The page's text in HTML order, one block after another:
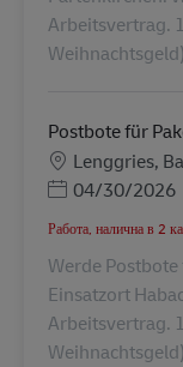
Arbeitsvertrag.
Postbote für
Lenggries,
Posted Date
04/30/2026
Работа, налична в 2
Werde
Einsatzort
Arbeitsvertrag.